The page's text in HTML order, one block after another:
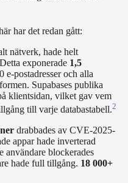
har det redan gått:
nätverk, hade helt
exponerade 1,5
e-postadresser och alla
Supabases publika
klientsidan, vilket gav vem
till varje databastabell.2
drabbades av CVE-2025-
appar hade inverterad
användare blockerades
hade full tillgång. 18 000+